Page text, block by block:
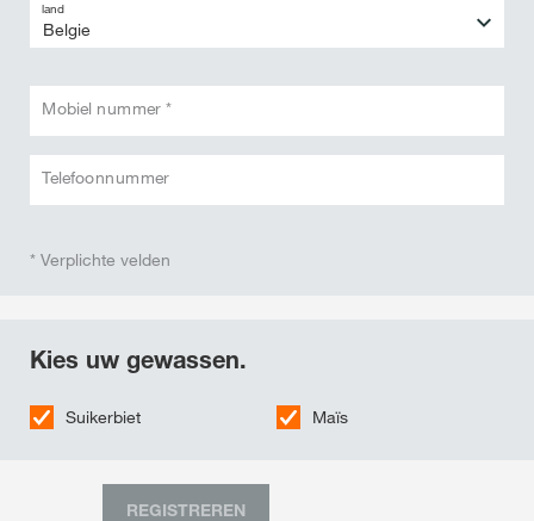
land
Mobiel nummer *
Telefoonnummer
* Verplichte velden
Kies uw gewassen.
Suikerbiet Maïs
REGISTREREN